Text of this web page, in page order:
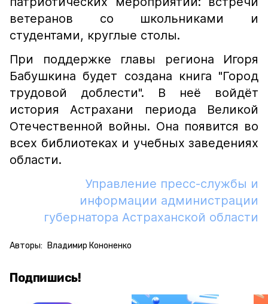
ветеранов со школьниками и
студентами, круглые столы.
При поддержке главы региона Игоря
Бабушкина будет создана книга "Город
трудовой доблести". В неё войдёт
история Астрахани периода Великой
Отечественной войны. Она появится во
всех библиотеках и учебных заведениях
области.
Управление пресс-службы и
информации администрации
губернатора Астраханской области
Авторы: Владимир Кононенко
Подпишись!